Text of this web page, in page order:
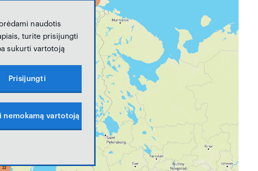
naudotis
turite prisijungti
sukurti vartotoją
Prisijungti
nemokamą vartotoją